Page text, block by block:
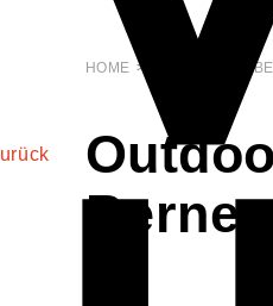
HOME > GESUNDHEIT